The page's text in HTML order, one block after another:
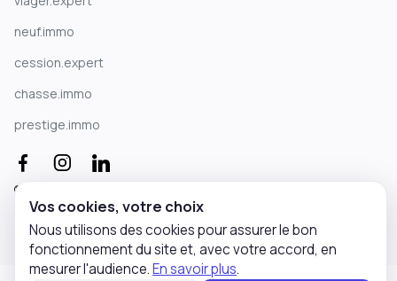
neuf.immo
cession.expert
chasse.immo
prestige.immo
© 2026 tous droits réservés - Solution.immo
Vos cookies, votre choix
Nous utilisons des cookies pour assurer le bon
fonctionnement du site et, avec votre accord, en
mesurer l'audience.En savoir plus.